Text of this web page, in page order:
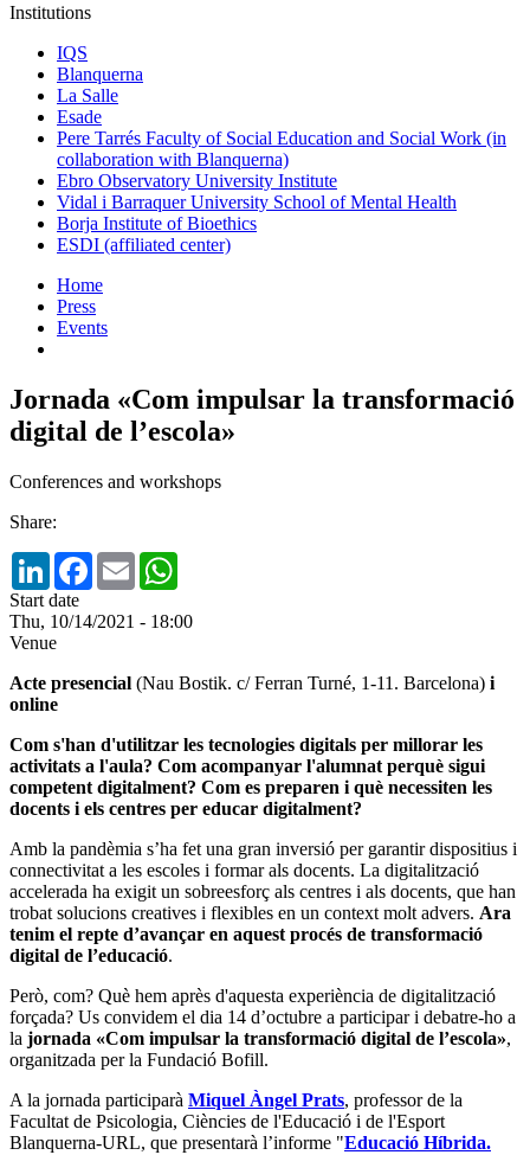
Institutions
IQS
Blanquerna
La Salle
Esade
Pere Tarrés Faculty of Social Education and Social Work (in
collaboration with Blanquerna)
Ebro Observatory University Institute
Vidal i Barraquer University School of Mental Health
Borja Institute of Bioethics
ESDI (affiliated center)
Home
Press
Events
Jornada «Com impulsar la transformació
digital de l’escola»
Conferences and workshops
Share:
LinkedInFacebook
Email
Start date
Thu, 10/14/2021 - 18:00
Venue
Acte presencial (Nau Bostik. c/ Ferran Turné, 1-11. Barcelona) i
online
Com s'han d'utilitzar les tecnologies digitals per millorar les
activitats a l'aula? Com acompanyar l'alumnat perquè sigui
competent digitalment? Com es preparen i què necessiten les
docents i els centres per educar digitalment?
Amb la pandèmia s’ha fet una gran inversió per garantir dispositius i
connectivitat a les escoles i formar als docents. La digitalització
accelerada ha exigit un sobreesforç als centres i als docents, que han
trobat solucions creatives i flexibles en un context molt advers. Ara
tenim el repte d’avançar en aquest procés de transformació
digital de l’educació.
Però, com? Què hem après d'aquesta experiència de digitalització
forçada? Us convidem el dia 14 d’octubre a participar i debatre-ho a
la jornada «Com impulsar la transformació digital de l’escola»,
organitzada per la Fundació Bofill.
A la jornada participarà Miquel Àngel Prats, professor de la
Facultat de Psicologia, Ciències de l'Educació i de l'Esport
Blanquerna-URL, que presentarà l’informe "Educació Híbrida.